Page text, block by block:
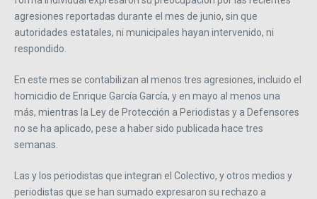
agresiones reportadas durante el mes de junio, sin que
autoridades estatales, ni municipales hayan intervenido, ni
respondido.
En este mes se contabilizan al menos tres agresiones, incluido el
homicidio de Enrique García García, y en mayo al menos una
más, mientras la Ley de Protección a Periodistas y a Defensores
no se ha aplicado, pese a haber sido publicada hace tres
semanas.
Las y los periodistas que integran el Colectivo, y otros medios y
periodistas que se han sumado expresaron su rechazo a